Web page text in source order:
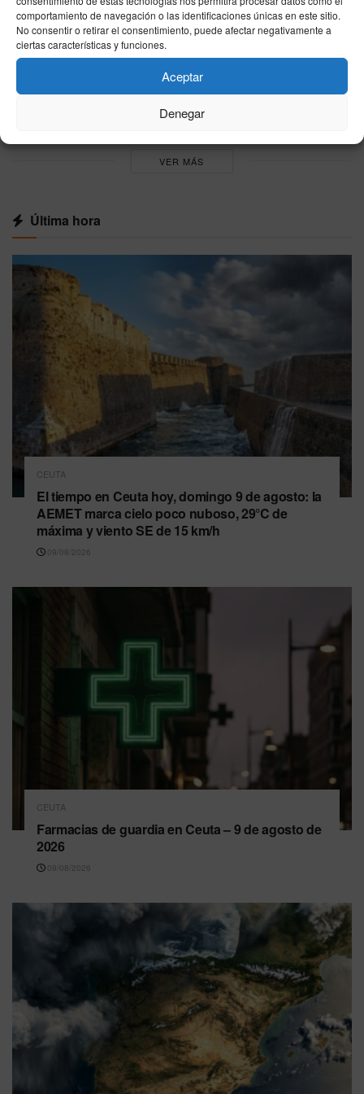
comportamiento de navegación o las identificaciones únicas en este sitio.
No consentir o retirar el consentimiento, puede afectar negativamente a
ciertas características y funciones.
Aceptar
Denegar
de base científica (sin complicarte)
08/08/2026
Mitos sobre la alimentación desmentidos por
la ciencia: lo que conviene saber
VER MÁS
Última hora
CEUTA
El tiempo en Ceuta hoy, domingo 9 de agosto: la
AEMET marca cielo poco nuboso, 29°C de
máxima y viento SE de 15 km/h
09/08/2026
CEUTA
Farmacias de guardia en Ceuta – 9 de agosto de
2026
09/08/2026